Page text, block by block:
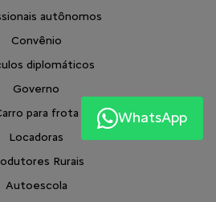
autônomos
Convênio
diplomáticos
Governo
para frota
Locadoras
Rurais
Autoescola
WhatsApp